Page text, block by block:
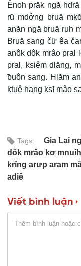
Ênoh prăk ngă
rŭ mdơ̆ng bruă
anăn ngă bruă ruh
Bruă sang čư̆ êa
anôk dôk mrâo pral
pral, ksiêm dlăng,
ƀuôn sang. Hlăm
ktuê hang ksĭ mâo
Tags:
Gia Lai
dôk mrâo kơ
krĭng arưp aram
adiê
Viết bình luận